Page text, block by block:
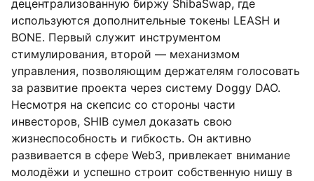
децентрализованную биржу ShibaSwap, где
используются дополнительные токены LEASH и
BONE. Первый служит инструментом
стимулирования, второй — механизмом
управления, позволяющим держателям голосовать
за развитие проекта через систему Doggy DAO.
Несмотря на скепсис со стороны части
инвесторов, SHIB сумел доказать свою
жизнеспособность и гибкость. Он активно
развивается в сфере Web3, привлекает внимание
молодёжи и успешно строит собственную нишу в